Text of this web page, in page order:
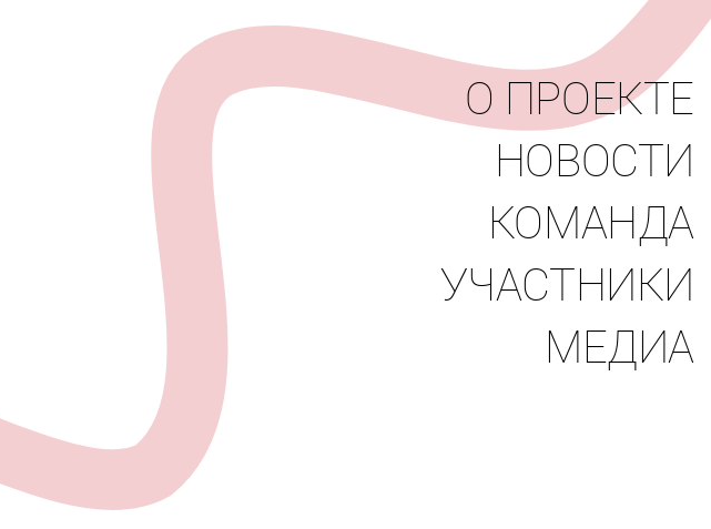
Новости Участники Медиа
О ПРОЕКТЕ
НОВОСТИ
КОМАНДА
УЧАСТНИКИ
МЕДИА